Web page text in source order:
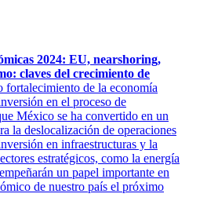
2024: EU, nearshoring,
claves del crecimiento de
fortalecimiento de la economía
en el proceso de
México se ha convertido en un
la deslocalización de operaciones
en infraestructuras y la
estratégicos, como la energía
un papel importante en
de nuestro país el próximo